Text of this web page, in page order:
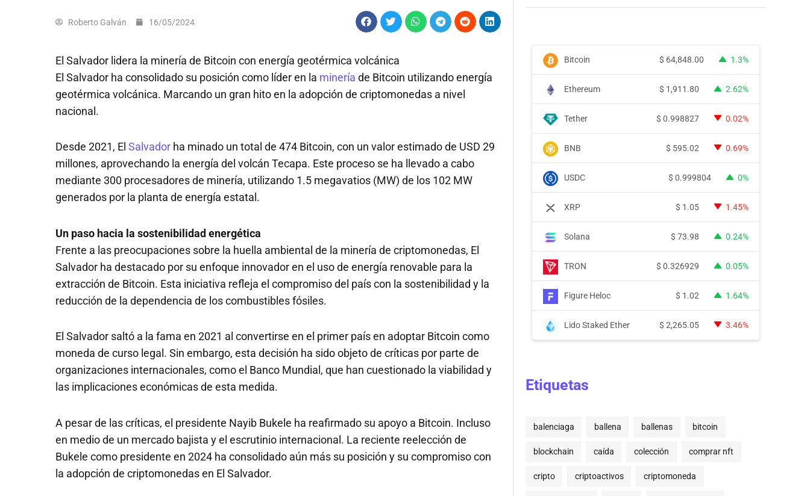
Roberto Galván 16/05/2024
El Salvador lidera la minería de Bitcoin con energía geotérmica volcánica
El Salvador ha consolidado su posición como líder en la minería de Bitcoin utilizando energía
geotérmica volcánica. Marcando un gran hito en la adopción de criptomonedas a nivel
nacional.
Desde 2021, El Salvador ha minado un total de 474 Bitcoin, con un valor estimado de USD 29
millones, aprovechando la energía del volcán Tecapa. Este proceso se ha llevado a cabo
mediante 300 procesadores de minería, utilizando 1.5 megavatios (MW) de los 102 MW
generados por la planta de energía estatal.
Un paso hacia la sostenibilidad energética
Frente a las preocupaciones sobre la huella ambiental de la minería de criptomonedas, El
Salvador ha destacado por su enfoque innovador en el uso de energía renovable para la
extracción de Bitcoin. Esta iniciativa refleja el compromiso del país con la sostenibilidad y la
reducción de la dependencia de los combustibles fósiles.
El Salvador saltó a la fama en 2021 al convertirse en el primer país en adoptar Bitcoin como
moneda de curso legal. Sin embargo, esta decisión ha sido objeto de críticas por parte de
organizaciones internacionales, como el Banco Mundial, que han cuestionado la viabilidad y
las implicaciones económicas de esta medida.
A pesar de las críticas, el presidente Nayib Bukele ha reafirmado su apoyo a Bitcoin. Incluso
en medio de un mercado bajista y el escrutinio internacional. La reciente reelección de
Bukele como presidente en 2024 ha consolidado aún más su posición y su compromiso con
la adopción de criptomonedas en El Salvador.
Bitcoin $ 64,848.00 1.3%
Ethereum $ 1,911.80 2.62%
Tether $ 0.998827 0.02%
BNB $ 595.02 0.69%
USDC $ 0.999804 0%
XRP $ 1.05 1.45%
Solana $ 73.98 0.24%
TRON $ 0.326929 0.05%
Figure Heloc $ 1.02 1.64%
Lido Staked Ether $ 2,265.05 3.46%
Etiquetas
balenciaga ballena ballenas bitcoin
blockchain caída colección comprar nft
cripto criptoactivos criptomoneda